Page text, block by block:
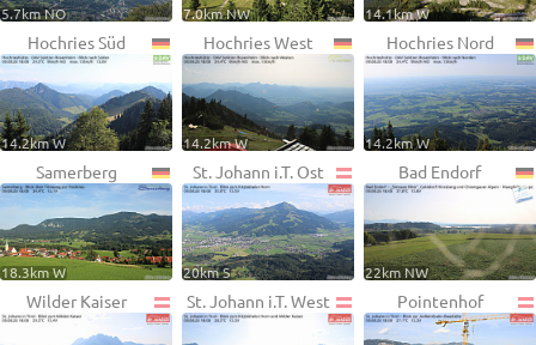
5.7km NO 7.0km NW 14.1km W
Hochries Süd
14.2km W
Hochries West
14.2km W
Hochries Nord
14.2km W
Samerberg
18.3km W
St. Johann i.T. Ost
20km S
Bad Endorf
22km NW
Wilder Kaiser St. Johann i.T. West Pointenhof